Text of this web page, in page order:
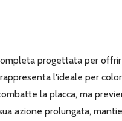
progettata per
l'ideale per
la placca, ma
azione prolungata,